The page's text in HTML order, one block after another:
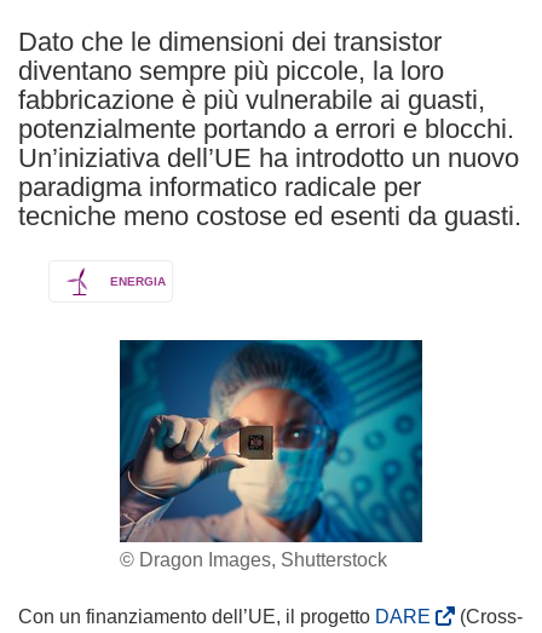
Dato che le dimensioni dei transistor
diventano sempre più piccole, la loro
fabbricazione è più vulnerabile ai guasti,
potenzialmente portando a errori e blocchi.
Un’iniziativa dell’UE ha introdotto un nuovo
paradigma informatico radicale per
tecniche meno costose ed esenti da guasti.
ENERGIA
© Dragon Images, Shutterstock
Con un finanziamento dell’UE, il progetto DARE
(Cross-